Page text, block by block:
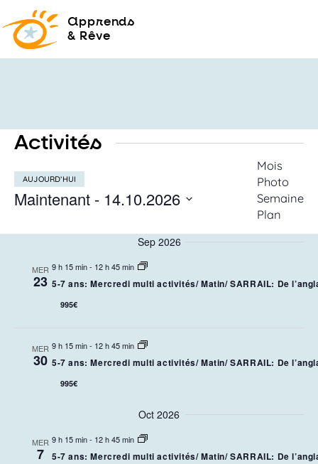
apprends
& Rêve
Activités
et
de
vues
Mois
Photo
Semaine
Plan
AUJOURD’HUI
Maintenant - 14.10.2026
Sep 2026
MER
23
9 h 15 min- 12 h 45 min
5-7 ans: Mercredi multi activités/ Matin/ SARRAIL: De
995€
MER
30
9 h 15 min- 12 h 45 min
5-7 ans: Mercredi multi activités/ Matin/ SARRAIL: De
995€
Oct 2026
MER
7
9 h 15 min- 12 h 45 min
5-7 ans: Mercredi multi activités/ Matin/ SARRAIL: De